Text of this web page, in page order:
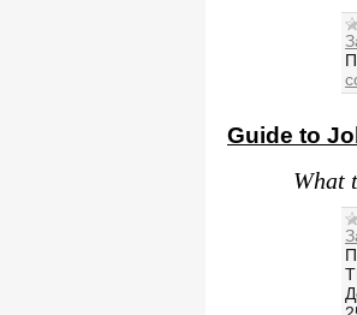
Guide to
What